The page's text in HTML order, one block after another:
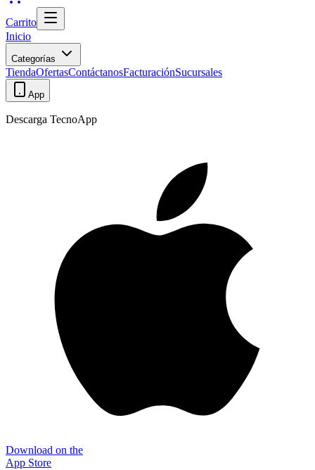
Carrito
Inicio
Categorías
TiendaOfertasContáctanosFacturaciónSucursales
App
Descarga TecnoApp
Download on the
App Store